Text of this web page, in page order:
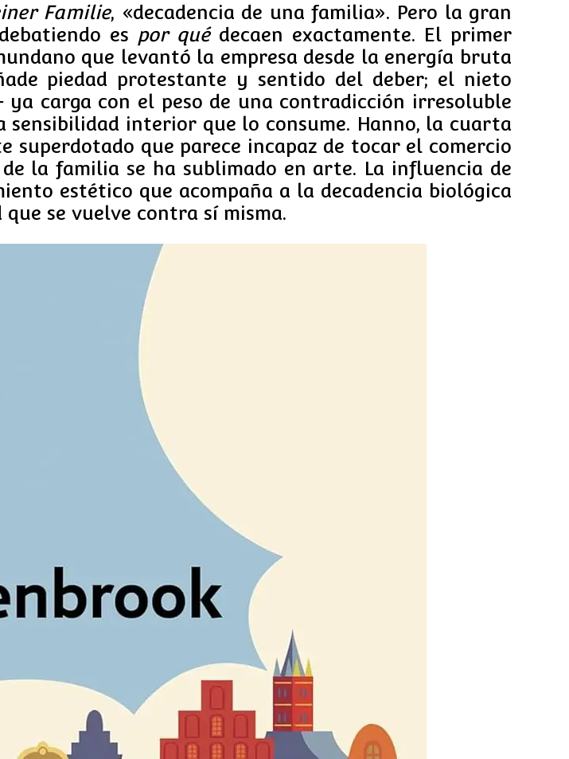
Familie, «decadencia de una familia». Pero la gran
es por quédecaen exactamente. El primer
que levantó la empresa desde la energía bruta
piedad protestante y sentido del deber; el nieto
carga con el peso de una contradicción irresoluble
interior que lo consume. Hanno, la cuarta
superdotado que parece incapaz de tocar el comercio
la familia se ha sublimado en arte. La influencia de
estético que acompaña a la decadencia biológica
se vuelve contra sí misma.